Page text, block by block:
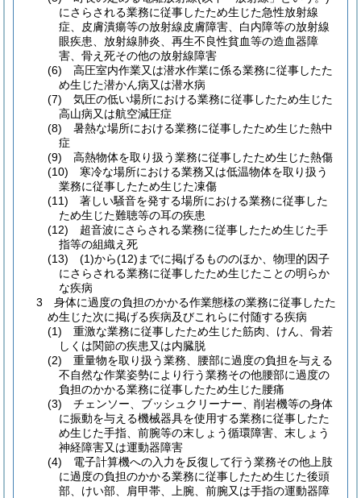
にさらされる業務に従事したため生じた急性放射線
症、皮膚潰瘍等の放射線皮膚障害、白内障等の放射線
眼疾患、放射線肺炎、再生不良性貧血等の造血器障
害、骨え死その他の放射線障害
(6) 高圧室内作業又は潜水作業に係る業務に従事したた
め生じた潜かん病又は潜水病
(7) 気圧の低い場所における業務に従事したため生じた
高山病又は航空減圧症
(8) 暑熱な場所における業務に従事したため生じた熱中
症
(9) 高熱物体を取り扱う業務に従事したため生じた熱傷
(10) 寒冷な場所における業務又は低温物体を取り扱う
業務に従事したため生じた凍傷
(11) 著しい騒音を発する場所における業務に従事した
ため生じた難聴等の耳の疾患
(12) 超音波にさらされる業務に従事したため生じた手
指等の組織え死
(13) (1)から(12)までに掲げるもののほか、物理的因子
にさらされる業務に従事したため生じたことの明らか
な疾病
3 身体に過度の負担のかかる作業態様の業務に従事したた
め生じた次に掲げる疾病及びこれらに付随する疾病
(1) 重激な業務に従事したため生じた筋肉、けん、骨若
しくは関節の疾患又は内臓脱
(2) 重量物を取り扱う業務、腰部に過度の負担を与える
不自然な作業姿勢により行う業務その他腰部に過度の
負担のかかる業務に従事したため生じた腰痛
(3) チェンソー、ブッシュクリーナー、削岩機等の身体
に振動を与える機械器具を使用する業務に従事したた
め生じた手指、前腕等の末しょう循環障害、末しょう
神経障害又は運動器障害
(4) 電子計算機への入力を反復して行う業務その他上肢
に過度の負担のかかる業務に従事したため生じた後頭
部、けい部、肩甲帯、上腕、前腕又は手指の運動器障